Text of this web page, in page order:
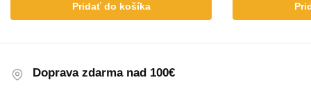
Pridať do košíka
Doprava zdarma nad 100€